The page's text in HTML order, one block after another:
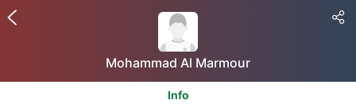
Mohammad Al Marmour
Info